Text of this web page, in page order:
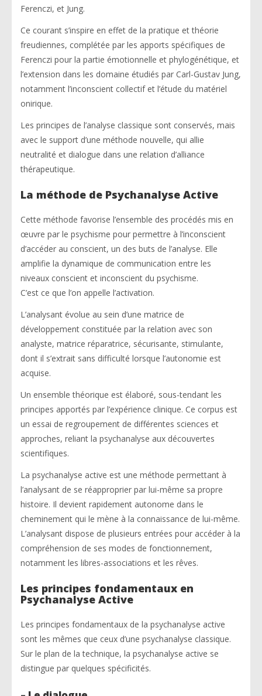
Ferenczi, et Jung.
Ce courant s’inspire en effet de la pratique et théorie
freudiennes, complétée par les apports spécifiques de
Ferenczi pour la partie émotionnelle et phylogénétique, et
l’extension dans les domaine étudiés par Carl-Gustav Jung,
notamment l’inconscient collectif et l’étude du matériel
onirique.
Les principes de l’analyse classique sont conservés, mais
avec le support d’une méthode nouvelle, qui allie
neutralité et dialogue dans une relation d’alliance
thérapeutique.
La méthode de Psychanalyse Active
Cette méthode favorise l’ensemble des procédés mis en
œuvre par le psychisme pour permettre à l’inconscient
d’accéder au conscient, un des buts de l’analyse. Elle
amplifie la dynamique de communication entre les
niveaux conscient et inconscient du psychisme.
C’est ce que l’on appelle l’activation.
L’analysant évolue au sein d’une matrice de
développement constituée par la relation avec son
analyste, matrice réparatrice, sécurisante, stimulante,
dont il s’extrait sans difficulté lorsque l’autonomie est
acquise.
Un ensemble théorique est élaboré, sous-tendant les
principes apportés par l’expérience clinique. Ce corpus est
un essai de regroupement de différentes sciences et
approches, reliant la psychanalyse aux découvertes
scientifiques.
La psychanalyse active est une méthode permettant à
l’analysant de se réapproprier par lui-même sa propre
histoire. Il devient rapidement autonome dans le
cheminement qui le mène à la connaissance de lui-même.
L’analysant dispose de plusieurs entrées pour accéder à la
compréhension de ses modes de fonctionnement,
notamment les libres-associations et les rêves.
Les principes fondamentaux en
Psychanalyse Active
Les principes fondamentaux de la psychanalyse active
sont les mêmes que ceux d’une psychanalyse classique.
Sur le plan de la technique, la psychanalyse active se
distingue par quelques spécificités.